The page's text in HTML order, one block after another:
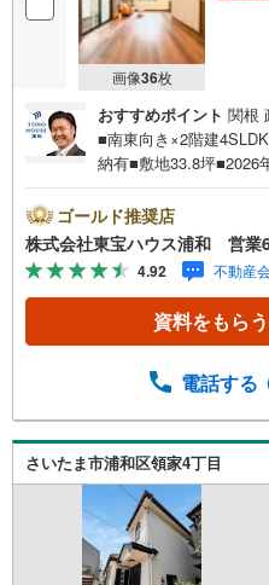
画像36枚
おすすめポイント 関根
■南東向き×2階建
納有■敷地33.8坪■2026
らの時間帯はお電話で
できますぜひお気軽に
リューションズグルー
〔一例〕東宝ハウス浦
げプラン⇒住宅ローン
某信用金庫金利1.275
査・要件があります）
イフプランニング、か
など多彩なサービスがご
ゴールド推奨店
株式会社東宝ハウス浦和 営業
4.92 不動産
資料をもらう
電話する
さいたま市浦和区領家4丁目